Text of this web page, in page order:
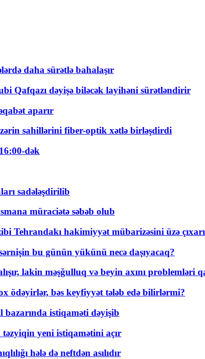
daha sürətlə bahalaşır
Qafqazı dəyişə biləcək layihəni sürətləndirir
aparır
sahillərini fiber-optik xətlə birləşdirdi
dək
sadələşdirilib
müraciətə səbəb olub
Tehrandakı hakimiyyət mübarizəsini üzə
bu günün yükünü necə daşıyacaq?
lakin məşğulluq və beyin axını problemləri
ödəyirlər, bəs keyfiyyət tələb edə bilirlərmi?
istiqaməti dəyişib
yeni istiqamətini açır
hələ də neftdən asılıdır